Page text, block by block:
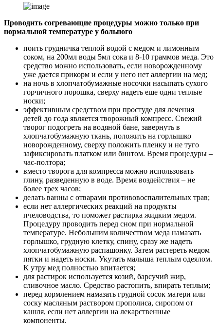
Проводить согревающие процедуры можно только при
нормальной температуре у больного
поить грудничка теплой водой с медом и лимонным
соком, на 200мл воды 5мл сока и 8-10 граммов меда. Это
средство можно использовать, если новорожденному
уже дается прикорм и если у него нет аллергии на мед;
на ночь в хлопчатобумажные носочки насыпать сухого
горчичного порошка, сверху надеть еще одни теплые
носки;
эффективным средством при простуде для лечения
детей до года является творожный компресс. Свежий
творог подогреть на водяной бане, завернуть в
хлопчатобумажную ткань, положить на горлышко
новорожденному, сверху положить пленку и не туго
зафиксировать платком или бинтом. Время процедуры –
час-полтора;
вместо творога для компресса можно использовать
глину, разведенную в воде. Время воздействия – не
более трех часов;
делать ванны с отварами противовоспалительных трав;
если нет аллергических реакций на продукты
пчеловодства, то поможет растирка жидким медом.
Процедуру проводить перед сном при нормальной
температуре. Небольшим количеством меда намазать
горлышко, грудную клетку, спину, сразу же надеть
хлопчатобумажную распашонку. Затем растереть медом
пятки и надеть носки. Укутать малыша теплым одеялом.
К утру мед полностью впитается;
для растирок используется козий, барсучий жир,
сливочное масло. Средство растопить, впирать теплым;
перед кормлением намазать грудной сосок матери или
соску масляным раствором прополиса, сиропом от
кашля, если нет аллергии на лекарственные
компоненты.